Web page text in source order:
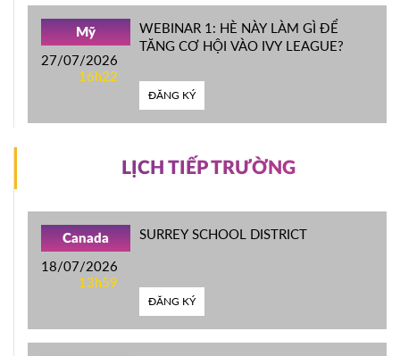
Mỹ
27/07/2026
16h22
WEBINAR 1: HÈ NÀY LÀM GÌ ĐỂ
TĂNG CƠ HỘI VÀO IVY LEAGUE?
ĐĂNG KÝ
LỊCH TIẾP TRƯỜNG
Canada
18/07/2026
13h59
SURREY SCHOOL DISTRICT
ĐĂNG KÝ